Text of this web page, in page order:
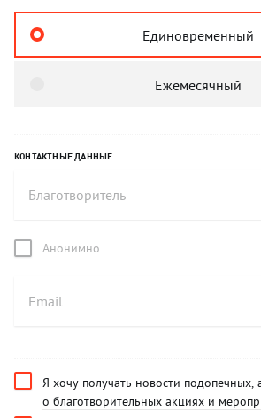
Единовременный
Ежемесячный
КОНТАКТНЫЕ ДАННЫЕ
Анонимно
Я хочу получать новости подопечных,
о благотворительных акциях и